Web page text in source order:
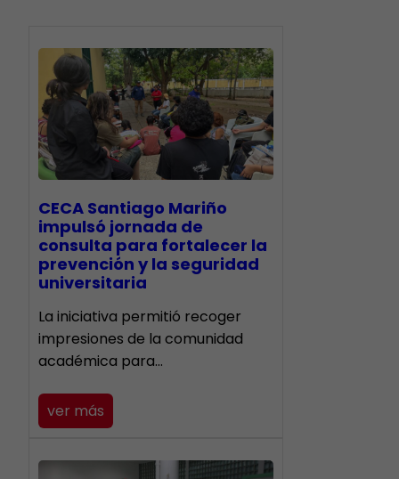
CECA Santiago Mariño
impulsó jornada de
consulta para fortalecer la
prevención y la seguridad
universitaria
La iniciativa permitió recoger
impresiones de la comunidad
académica para…
ver más